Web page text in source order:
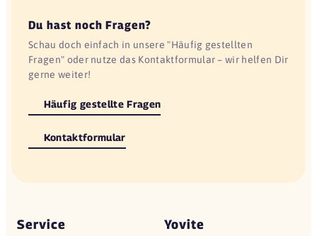
44269 Dortmund
Delizia
01324 Dresden
Galerie
01219 Dresden
Il Girasole
L'Osteria
Du hast noch Fragen?
Schau doch einfach in unsere "Häufig gestellten
Fragen" oder nutze das Kontaktformular – wir helfen Dir
gerne weiter!
Häufig gestellte Fragen
Kontaktformular
Service Yovite